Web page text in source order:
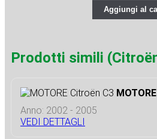
Aggiungi al
Prodotti simili
Anno: 2002 - 2005
VEDI DETTAGLI